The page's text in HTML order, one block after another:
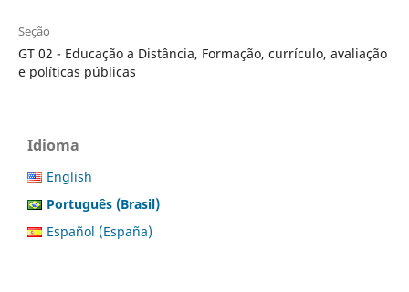
Seção
GT 02 - Educação a Distância, Formação, currículo, avaliação
e políticas públicas
Idioma
English
Português (Brasil)
Español (España)